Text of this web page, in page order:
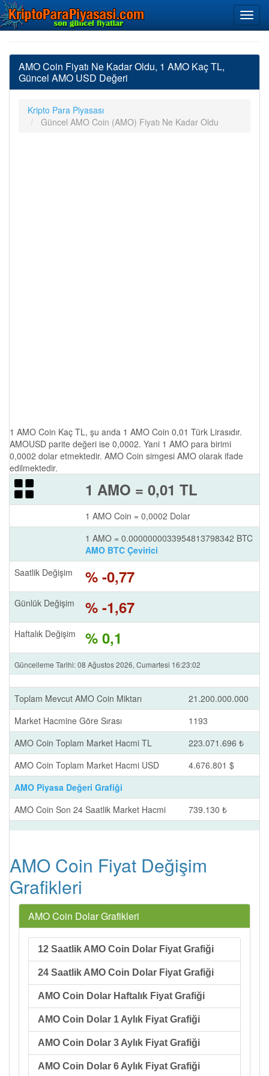
AMO Coin Fiyatı Ne Kadar Oldu, 1 AMO Kaç TL,
Güncel AMO USD Değeri
Kripto Para Piyasası
Güncel AMO Coin (AMO) Fiyatı Ne Kadar Oldu
1 AMO Coin Kaç TL, şu anda 1 AMO Coin 0,01 Türk Lirasıdır.
AMOUSD parite değeri ise 0,0002. Yani 1 AMO para birimi
0,0002 dolar etmektedir. AMO Coin simgesi AMO olarak ifade
edilmektedir.
1 AMO = 0,01 TL
1 AMO Coin = 0,0002 Dolar
1 AMO = 0.0000000033954813798342 BTC
AMO BTC Çevirici
Saatlik Değişim
% -0,77
Günlük Değişim % -1,67
Haftalık Değişim % 0,1
Güncelleme Tarihi: 08 Ağustos 2026, Cumartesi 16:23:02
Toplam Mevcut AMO Coin Miktarı
21.200.000.000
Market Hacmine Göre Sırası
1193
AMO Coin Toplam Market Hacmi TL
223.071.696 ₺
AMO Coin Toplam Market Hacmi USD
4.676.801 $
AMO Piyasa Değeri Grafiği
AMO Coin Son 24 Saatlik Market Hacmi
739.130 ₺
AMO Coin Fiyat Değişim
Grafikleri
AMO Coin Dolar Grafikleri
12 Saatlik AMO Coin Dolar Fiyat Grafiği
24 Saatlik AMO Coin Dolar Fiyat Grafiği
AMO Coin Dolar Haftalık Fiyat Grafiği
AMO Coin Dolar 1 Aylık Fiyat Grafiği
AMO Coin Dolar 3 Aylık Fiyat Grafiği
AMO Coin Dolar 6 Aylık Fiyat Grafiği